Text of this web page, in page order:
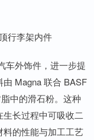
行李架内件
车外饰件，进一步提
Magna 联合 BASF
中的滑石粉。这种
长过程中可吸收二
的性能与加工工艺